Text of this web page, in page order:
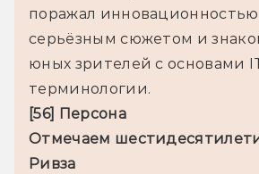
поражал
серьёзным сюжетом и
юных зрителей с основами
терминологии.
[56] Персона
Отмечаем